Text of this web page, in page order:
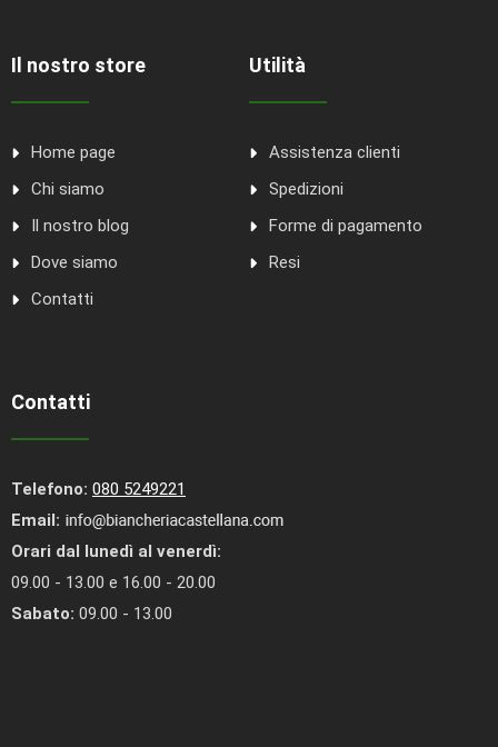
Il nostro store
Home page
Chi siamo
Il nostro blog
Dove siamo
Contatti
Utilità
Assistenza clienti
Spedizioni
Forme di pagamento
Resi
Contatti
Telefono: 080 5249221
Email:
Orari dal lunedì al venerdì:
09.00 - 13.00 e 16.00 - 20.00
Sabato: 09.00 - 13.00